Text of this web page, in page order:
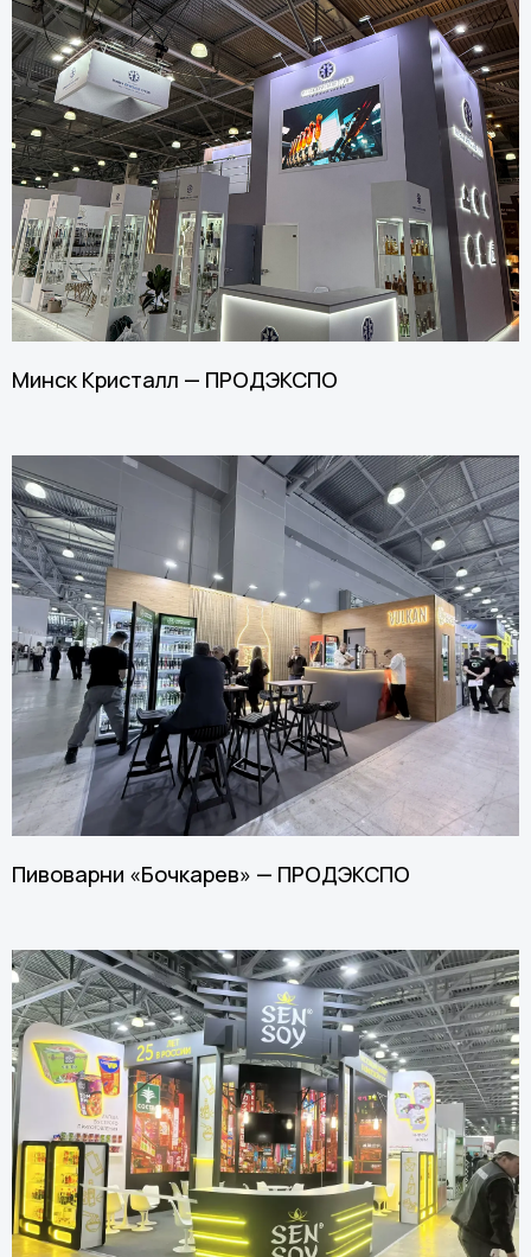
Минск Кристалл — ПРОДЭКСПО
Пивоварни «Бочкарев» — ПРОДЭКСПО